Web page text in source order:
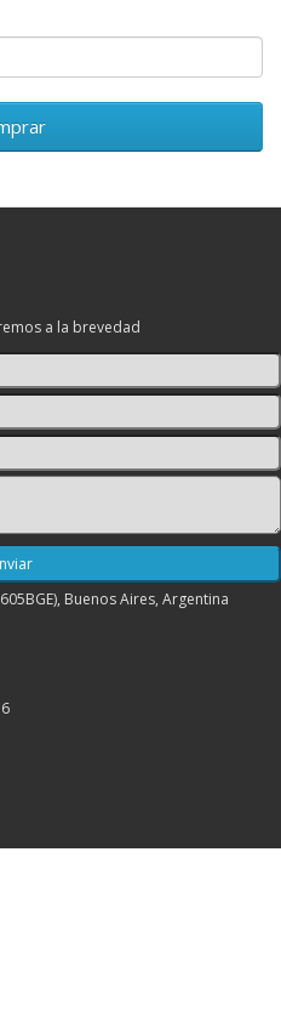
a la brevedad
Buenos Aires, Argentina